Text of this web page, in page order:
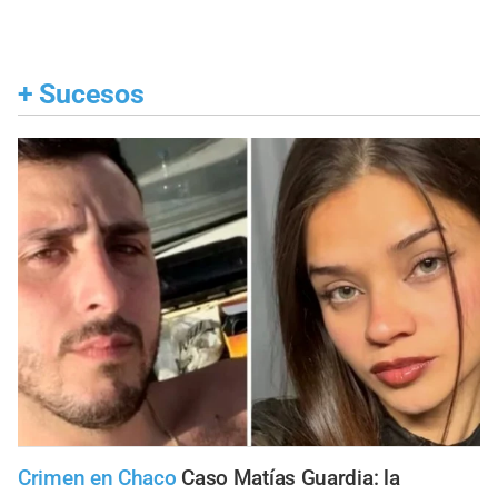
+ Sucesos
Crimen en Chaco Caso Matías Guardia: la